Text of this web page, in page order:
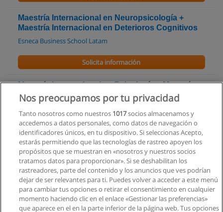
Maestría Internacional en Neuropsicología +
Maestría Internacional en Deterioros Cognitivos
Esneca Business School Latam
Solicita información
Maestría Internacional en Psicología + Maestría
Internacional en Counselling y Gestalt
Solicita información
Máster de Formación Permanente en Psicología
del Deporte
UNIE Universidad
Solicita información
Nos preocupamos por tu privacidad
Tanto nosotros como nuestros 1017socios almacenamos y
accedemos a datos personales, como datos de navegación o
identificadores únicos, en tu dispositivo. Si seleccionas Acepto,
estarás permitiendo que las tecnologías de rastreo apoyen los
propósitos que se muestran en «nosotros y nuestros socios
tratamos datos para proporcionar». Si se deshabilitan los
rastreadores, parte del contenido y los anuncios que ves podrían
dejar de ser relevantes para ti. Puedes volver a acceder a este menú
para cambiar tus opciones o retirar el consentimiento en cualquier
momento haciendo clic en el enlace «Gestionar las preferencias»
que aparece en el en la parte inferior de la página web. Tus opciones